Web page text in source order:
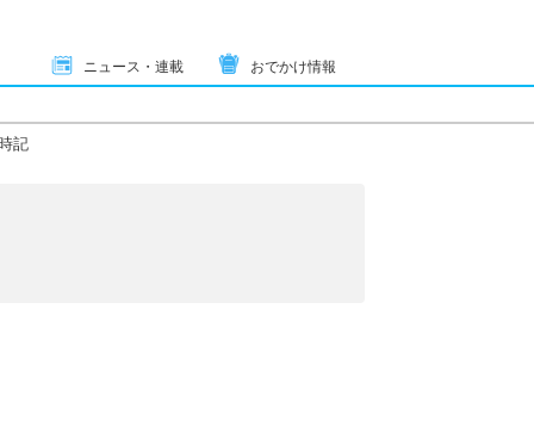
ニュース・連載 おでかけ情報
記